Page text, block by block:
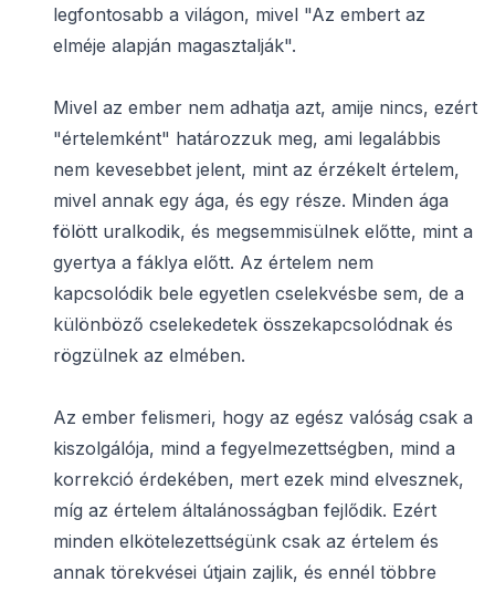
legfontosabb a világon, mivel "Az embert az
elméje alapján magasztalják".
Mivel az ember nem adhatja azt, amije nincs, ezért
"értelemként" határozzuk meg, ami legalábbis
nem kevesebbet jelent, mint az érzékelt értelem,
mivel annak egy ága, és egy része. Minden ága
fölött uralkodik, és megsemmisülnek előtte, mint a
gyertya a fáklya előtt. Az értelem nem
kapcsolódik bele egyetlen cselekvésbe sem, de a
különböző cselekedetek összekapcsolódnak és
rögzülnek az elmében.
Az ember felismeri, hogy az egész valóság csak a
kiszolgálója, mind a fegyelmezettségben, mind a
korrekció érdekében, mert ezek mind elvesznek,
míg az értelem általánosságban fejlődik. Ezért
minden elkötelezettségünk csak az értelem és
annak törekvései útjain zajlik, és ennél többre